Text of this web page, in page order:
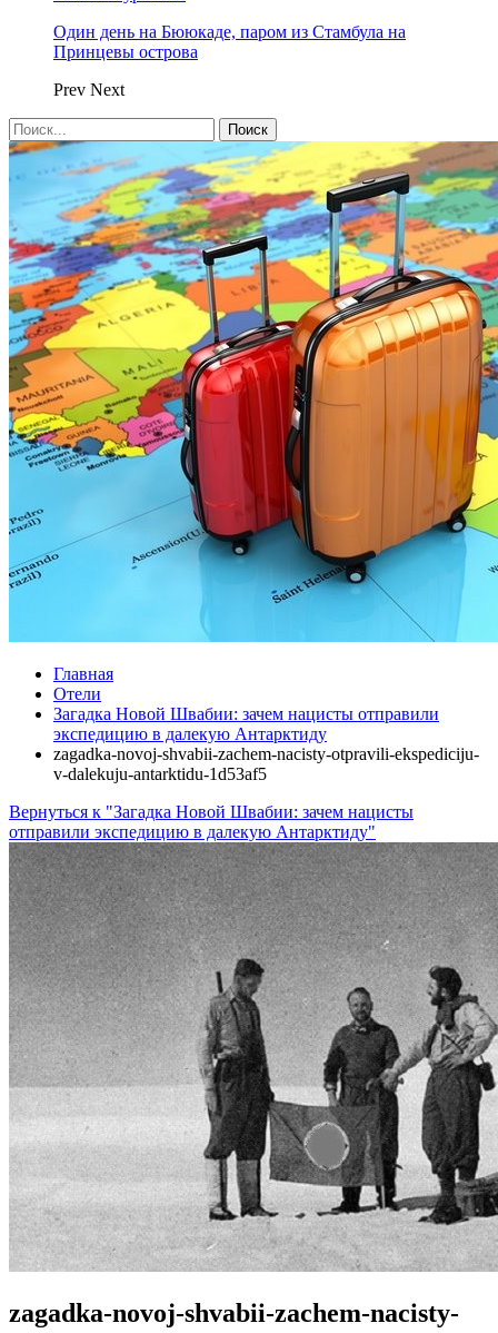
Один день на Бююкаде, паром из Стамбула на
Принцевы острова
Prev Next
Главная
Отели
Загадка Новой Швабии: зачем нацисты отправили
экспедицию в далекую Антарктиду
zagadka-novoj-shvabii-zachem-nacisty-otpravili-ekspediciju-
v-dalekuju-antarktidu-1d53af5
Вернуться к "Загадка Новой Швабии: зачем нацисты
отправили экспедицию в далекую Антарктиду"
zagadka-novoj-shvabii-zachem-nacisty-